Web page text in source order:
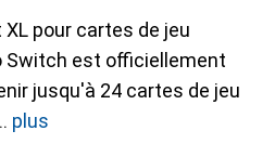
pour cartes de jeu
Switch est officiellement
jusqu'à 24 cartes de jeu
plus